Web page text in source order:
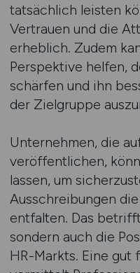
tatsächlich leisten
Vertrauen und die
erheblich. Zudem
Perspektive helfen,
schärfen und ihn
der Zielgruppe
Unternehmen, die
veröffentlichen,
lassen, um
Ausschreibungen
entfalten. Das
sondern auch die
HR-Markts. Eine gut